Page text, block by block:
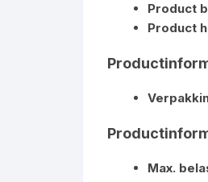
Product
Product
Max.